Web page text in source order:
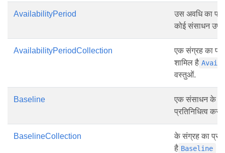
AvailabilityPeriod
उस अवधि का
कोई संसाधन
AvailabilityPeriodCollection
एक संग्रह का
शामिल है
वस्तुओं.
Baseline
एक संसाधन के
प्रतिनिधित्व
BaselineCollection
के संग्रह का
है Baseline